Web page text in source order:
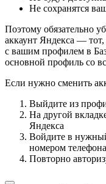
Не сохранятся
Поэтому обязательно
аккаунт Яндекса — тот,
с вашим профилем в
основной профиль со
Если нужно сменить
Выйдите из
На другой
Яндекса
Войдите в
номером телефона
Повторно